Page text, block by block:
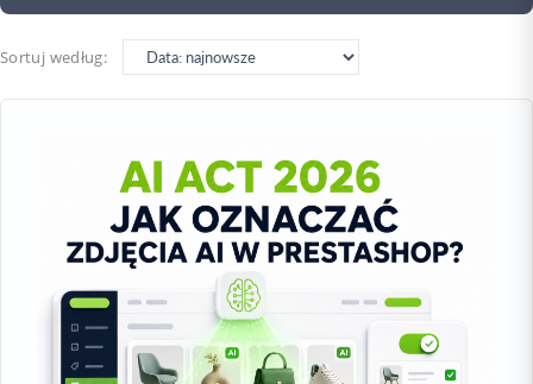
Sortuj według: